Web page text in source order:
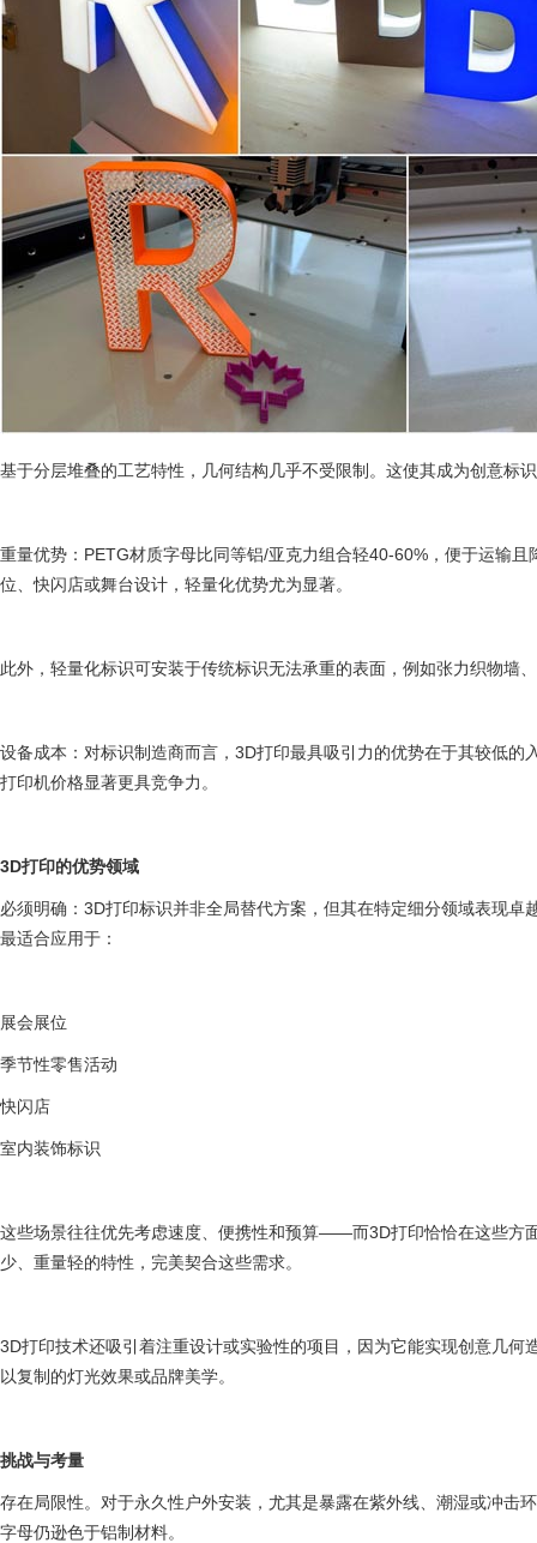
基于分层堆叠的工艺特性，几何结构几乎不受限制。这使其成为创意标
重量优势：PETG材质字母比同等铝/亚克力组合轻40-60%，便于运输
位、快闪店或舞台设计，轻量化优势尤为显著。
此外，轻量化标识可安装于传统标识无法承重的表面，例如张力织物墙
设备成本：对标识制造商而言，3D打印最具吸引力的优势在于其较低的
打印机价格显著更具竞争力。
3D打印的优势领域
必须明确：3D打印标识并非全局替代方案，但其在特定细分领域表现卓
最适合应用于：
展会展位
季节性零售活动
快闪店
室内装饰标识
这些场景往往优先考虑速度、便携性和预算——而3D打印恰恰在这些方
少、重量轻的特性，完美契合这些需求。
3D打印技术还吸引着注重设计或实验性的项目，因为它能实现创意几何
以复制的灯光效果或品牌美学。
挑战与考量
存在局限性。对于永久性户外安装，尤其是暴露在紫外线、潮湿或冲击
字母仍逊色于铝制材料。